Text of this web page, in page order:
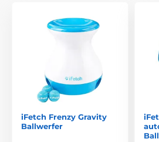
iFetch Frenzy Gravity
Ballwerfer